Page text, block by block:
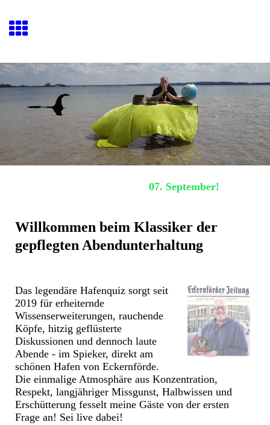
07. September!
Willkommen beim Klassiker der
gepflegten Abendunterhaltung
Das legendäre Hafenquiz sorgt seit
2019 für erheiternde
Wissenserweiterungen, rauchende
Köpfe, hitzig geflüsterte
Diskussionen und dennoch laute
Abende - im Spieker, direkt am
schönen Hafen von Eckernförde.
Die einmalige Atmosphäre aus Konzentration,
Respekt, langjähriger Missgunst, Halbwissen und
Erschütterung fesselt meine Gäste von der ersten
Frage an! Sei live dabei!